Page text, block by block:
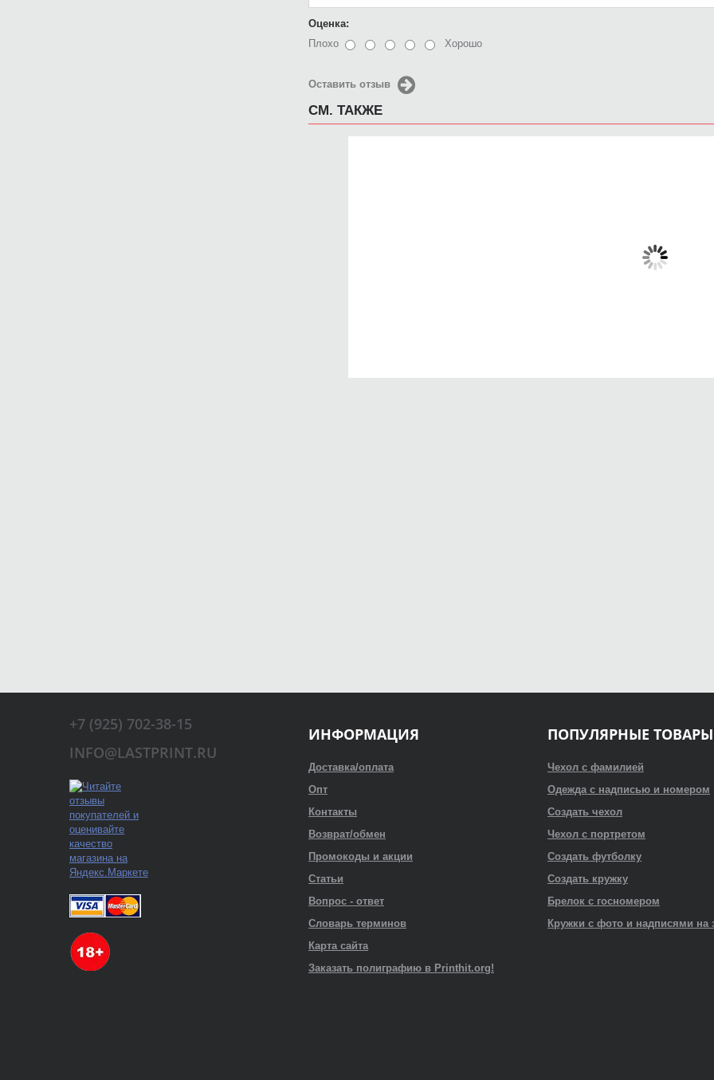
Оценка:
Плохо
Хорошо
Оставить отзыв
СМ. ТАКЖЕ
+7 (925) 702-38-15
INFO@LASTPRINT.RU
ИНФОРМАЦИЯ
Доставка/оплата
Опт
Контакты
Возврат/обмен
Промокоды и акции
Статьи
Вопрос - ответ
Словарь терминов
Карта сайта
Заказать полиграфию в Printhit.org!
ПОПУЛЯРНЫЕ ТОВАРЫ
Чехол с фамилией
Одежда с надписью и номером
Создать чехол
Чехол с портретом
Создать футболку
Создать кружку
Брелок с госномером
Кружки с фото и надписями на